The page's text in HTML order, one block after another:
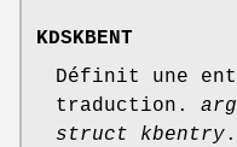
KDSKBENT
Définit une
traduction.
struct kbentry.